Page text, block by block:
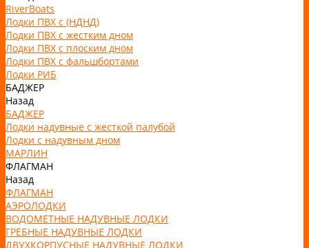
RiverBoats
Лодки ПВХ с (НДНД)
Лодки ПВХ с жестким дном
Лодки ПВХ с плоским дном
Лодки ПВХ с фальшбортами
Лодки РИБ
БАДЖЕР
Назад
БАДЖЕР
Лодки надувные с жесткой палубой
Лодки с надувным дном
МАРЛИН
ФЛАГМАН
Назад
ФЛАГМАН
АЭРОЛОДКИ
ВОДОМЕТНЫЕ НАДУВНЫЕ ЛОДКИ
ГРЕБНЫЕ НАДУВНЫЕ ЛОДКИ
ДВУХКОРПУСНЫЕ НАДУВНЫЕ ЛОДКИ